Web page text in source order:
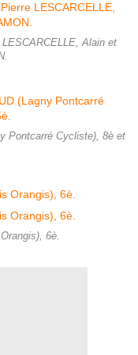
Alain et
Pontcarré Cycliste), 8è et
6è.